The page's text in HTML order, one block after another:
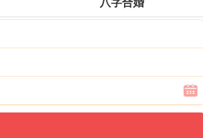
八字合婚